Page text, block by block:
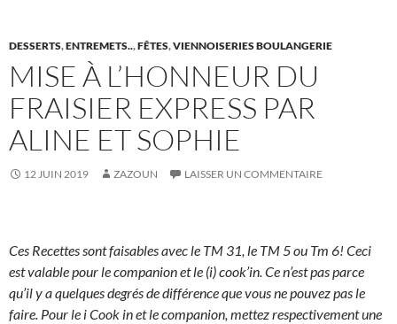
DESSERTS,ENTREMETS..,FÊTES,VIENNOISERIES BOULANGERIE
MISE À L’HONNEUR DU
FRAISIER EXPRESS PAR
ALINE ET SOPHIE
12 JUIN 2019 ZAZOUN LAISSER UN COMMENTAIRE
Ces Recettes sont faisables avec le TM 31, le TM 5 ou Tm 6! Ceci
est valable pour le companion et le (i) cook’in. Ce n’est pas parce
qu’il y a quelques degrés de différence que vous ne pouvez pas le
faire. Pour le i Cook in et le companion, mettez respectivement une